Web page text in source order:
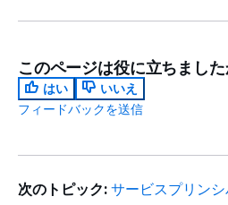
このページは役に立ちました
はい
いいえ
フィードバックを送信
次のトピック: サービスプリンシ